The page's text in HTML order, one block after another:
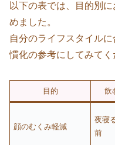
以下の表では、目的別
めました。
自分のライフスタイル
慣化の参考にしてみてく
目的 飲
顔のむくみ軽減
夜寝
前